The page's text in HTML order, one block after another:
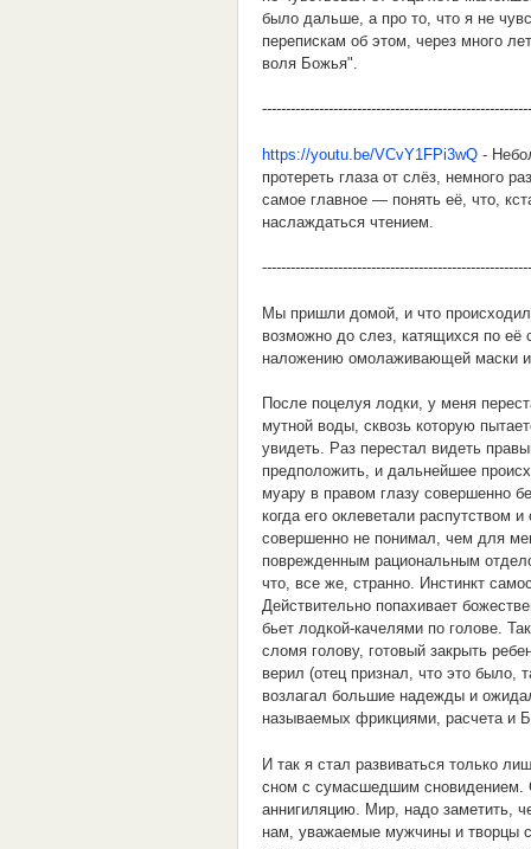
было дальше, а про то, что я не
перепискам об этом, через много
воля Божья".
https://youtu.be/VCvY1FPi3wQ -
протереть глаза от слёз, немного
самое главное — понять её, что,
наслаждаться чтением.
Мы пришли домой, и что
возможно до слез, катящихся по
наложению омолаживающей маски
После поцелуя лодки, у меня
мутной воды, сквозь которую
увидеть. Раз перестал видеть
предположить, и дальнейшее
муару в правом глазу совершенно
когда его оклеветали распутством
совершенно не понимал, чем для
поврежденным рациональным
что, все же, странно. Инстинкт
Действительно попахивает
бьет лодкой-качелями по голове.
сломя голову, готовый закрыть
верил (отец признал, что это было,
возлагал большие надежды и
называемых фрикциями, расчета и
И так я стал развиваться только
сном с сумасшедшим сновидением.
аннигиляцию. Мир, надо заметить,
нам, уважаемые мужчины и творцы